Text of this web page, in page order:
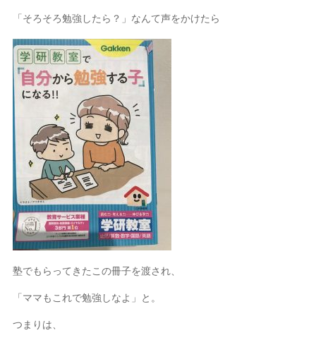
「そろそろ勉強したら？」なんて声をかけたら
塾でもらってきたこの冊子を渡され、
「ママもこれで勉強しなよ」と。
つまりは、